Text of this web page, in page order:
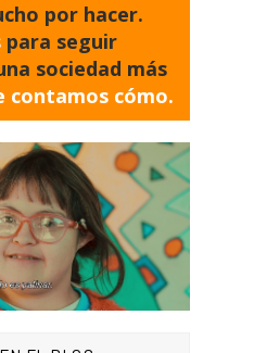
por hacer.
para seguir
sociedad más
contamos cómo.